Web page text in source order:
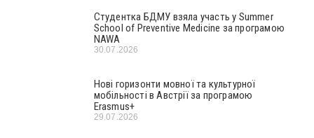
Студентка БДМУ взяла участь у Summer
School of Preventive Medicine за програмою
NAWA
30.07.2026
Нові горизонти мовної та культурної
мобільності в Австрії за програмою
Erasmus+
29.07.2026